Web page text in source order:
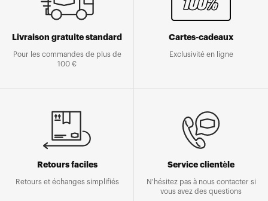
Livraison gratuite standard
Pour les commandes de plus de
100 €
Cartes-cadeaux
Exclusivité en ligne
Retours faciles
Retours et échanges simplifiés
Service clientèle
N'hésitez pas à nous contacter si
vous avez des questions